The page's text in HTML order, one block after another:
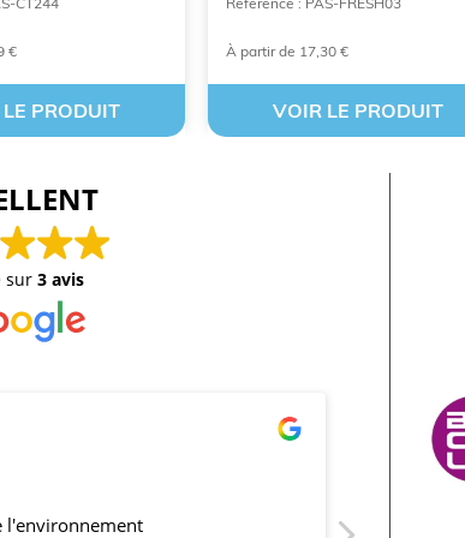
€
PRODUIT
À partir de 17,30 €
VOIR LE PRODUIT
sur3 avis
l'environnement
21/